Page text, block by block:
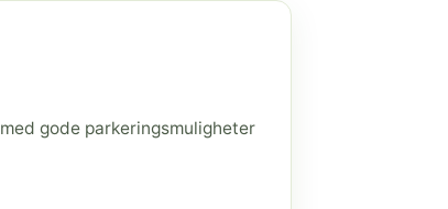
gode parkeringsmuligheter